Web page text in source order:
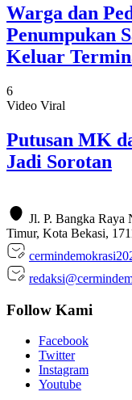
Warga dan
Penumpukan
Keluar
6
Video Viral
Putusan MK
Jadi Sorotan
Jl. P. Bangka Raya
Timur, Kota Bekasi,
Follow Kami
Facebook
Twitter
Instagram
Youtube